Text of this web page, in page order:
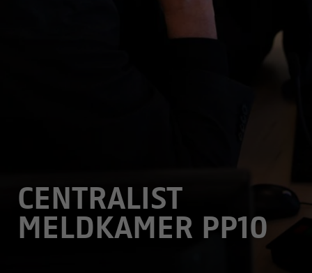
CENTRALIST
MELDKAMER PP10